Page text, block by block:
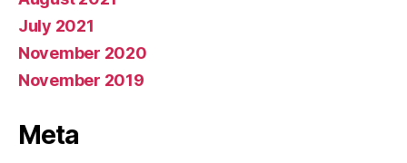
July 2021
November 2020
November 2019
Meta